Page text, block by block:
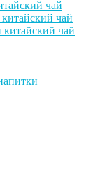
чай
чай
чай